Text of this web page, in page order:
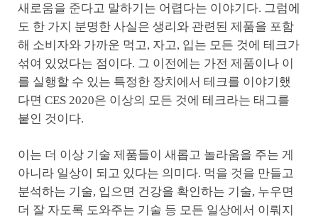
새로움을 준다고 말하기는 어렵다는 이야기다. 그럼에
도 한 가지 분명한 사실은 생리와 관련된 제품을 포함
해 소비자와 가까운 먹고, 자고, 입는 모든 것에 테크가
섞여 있었다는 점이다. 그 이전에는 가전 제품이나 이
를 실행할 수 있는 특정한 장치에서 테크를 이야기했
다면 CES 2020은 이상의 모든 것에 테크라는 태그를
붙인 것이다.
이는 더 이상 기술 제품들이 새롭고 놀라움을 주는 게
아니라 일상이 되고 있다는 의미다. 먹을 것을 만들고
분석하는 기술, 입으면 건강을 확인하는 기술, 누우면
더 잘 자도록 도와주는 기술 등 모든 일상에서 이뤄지